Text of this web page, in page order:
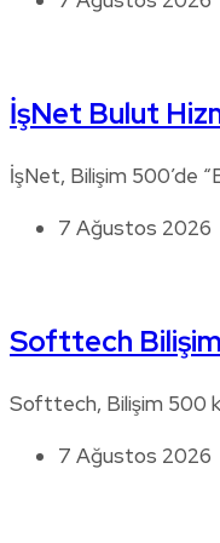
İşNet Bulut
İşNet, Bilişim 500’de
7 Ağustos 2026
Softtech
Softtech, Bilişim 500
7 Ağustos 2026